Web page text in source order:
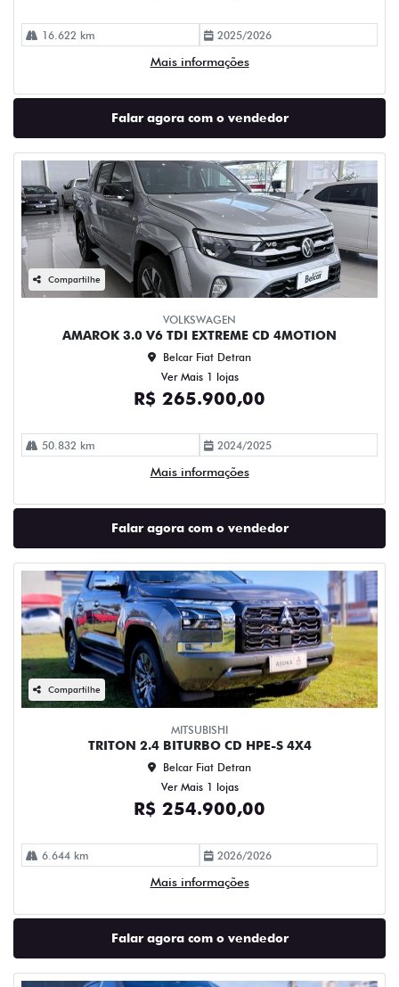
16.622 km 2025/2026
Mais informações
Falar agora com o vendedor
Compartilhe
VOLKSWAGEN
AMAROK 3.0 V6 TDI EXTREME CD 4MOTION
Belcar Fiat Detran
Ver Mais 1 lojas
R$ 265.900,00
50.832 km 2024/2025
Mais informações
Falar agora com o vendedor
Compartilhe
MITSUBISHI
TRITON 2.4 BITURBO CD HPE-S 4X4
Belcar Fiat Detran
Ver Mais 1 lojas
R$ 254.900,00
6.644 km 2026/2026
Mais informações
Falar agora com o vendedor